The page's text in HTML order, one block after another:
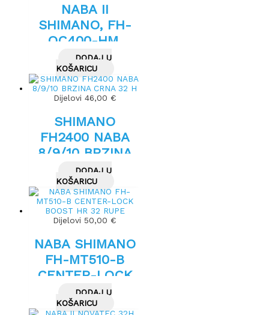
NABA II
SHIMANO, FH-
QC400-HM,
CENTER LOCK
32H 135MM
DODAJ U
KOŠARICU
Dijelovi 46,00 €
SHIMANO
FH2400 NABA
8/9/10 BRZINA
CRNA 32 H
DODAJ U
KOŠARICU
Dijelovi 50,00 €
NABA SHIMANO
FH-MT510-B
CENTER-LOCK
BOOST HR 32
RUPE
DODAJ U
KOŠARICU